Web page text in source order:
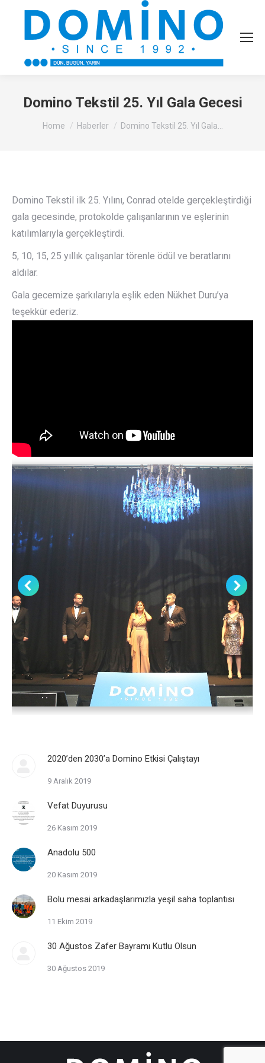
Domino Tekstil 25. Yıl Gala Gecesi
You are here:
Home Haberler Domino Tekstil 25. Yıl Gala…
Domino Tekstil ilk 25. Yılını, Conrad otelde gerçekleştirdiği
gala gecesinde, protokolde çalışanlarının ve eşlerinin
katılımlarıyla gerçekleştirdi.
5, 10, 15, 25 yıllık çalışanlar törenle ödül ve beratlarını
aldılar.
Gala gecemize şarkılarıyla eşlik eden Nükhet Duru’ya
teşekkür ederiz.
2020’den 2030’a Domino Etkisi Çalıştayı
9 Aralık 2019
Vefat Duyurusu
26 Kasım 2019
Anadolu 500
20 Kasım 2019
Bolu mesai arkadaşlarımızla yeşil saha toplantısı
11 Ekim 2019
30 Ağustos Zafer Bayramı Kutlu Olsun
30 Ağustos 2019